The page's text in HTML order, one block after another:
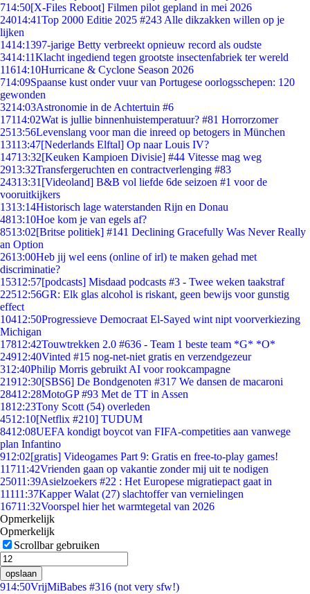
714:50[X-Files Reboot] Filmen pilot gepland in mei 2026
24014:41Top 2000 Editie 2025 #243 Alle dikzakken willen op je
lijken
1414:1397-jarige Betty verbreekt opnieuw record als oudste
3414:11Klacht ingediend tegen grootste insectenfabriek ter wereld
11614:10Hurricane & Cyclone Season 2026
714:09Spaanse kust onder vuur van Portugese oorlogsschepen: 120
gewonden
3214:03Astronomie in de Achtertuin #6
17114:02Wat is jullie binnenhuistemperatuur? #81 Horrorzomer
2513:56Levenslang voor man die inreed op betogers in München
13113:47[Nederlands Elftal] Op naar Louis IV?
14713:32[Keuken Kampioen Divisie] #44 Vitesse mag weg
2913:32Transfergeruchten en contractverlenging #83
24313:31 [Videoland] B&B vol liefde 6de seizoen #1 voor de
vooruitkijkers
1313:14Historisch lage waterstanden Rijn en Donau
4813:10Hoe kom je van egels af?
8513:02[Britse politiek] #141 Declining Gracefully Was Never Really
an Option
2613:00Heb jij wel eens (online of irl) te maken gehad met
discriminatie?
15312:57[podcasts] Misdaad podcasts #3 - Twee weken taakstraf
22512:56GR: Elk glas alcohol is riskant, geen bewijs voor gunstig
effect
10412:50Progressieve Democraat El-Sayed wint nipt voorverkiezing
Michigan
17812:42Touwtrekken 2.0 #636 - Team 1 beste team *G* *O*
24912:40Vinted #15 nog-net-niet gratis en verzendgezeur
312:40Philip Morris gebruikt AI voor rookcampagne
21912:30[SBS6] De Bondgenoten #317 We dansen de macaroni
28412:28MotoGP #93 Met de TT in Assen
1812:23Tony Scott (54) overleden
4512:10[Netflix #210] TUDUM
8412:08UEFA kondigt boycot van FIFA-competities aan vanwege
plan Infantino
912:02[gratis] Videogames Part 9: Gratis en free-to-play games!
11711:42Vrienden gaan op vakantie zonder mij uit te nodigen
25011:39Asielzoekers #22 : Het Europese migratiepact gaat in
11111:37Kapper Walat (27) slachtoffer van vernielingen
16711:32Voorspel hier het warmtegetal van 2026
Opmerkelijk
Opmerkelijk
Scrollbar gebruiken
opslaan
914:50VrijMiBabes #316 (not very sfw!)